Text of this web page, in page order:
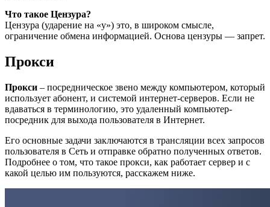
Что такое Цензура?
Цензура (ударение на «у») это, в широком смысле,
ограничение обмена информацией. Основа цензуры — запрет.
Прокси
Прокси – посредническое звено между компьютером, который
использует абонент, и системой интернет-серверов. Если не
вдаваться в терминологию, это удаленный компьютер-
посредник для выхода пользователя в Интернет.
Его основные задачи заключаются в трансляции всех запросов
пользователя в Сеть и отправке обратно полученных ответов.
Подробнее о том, что такое прокси, как работает сервер и с
какой целью им пользуются, расскажем ниже.